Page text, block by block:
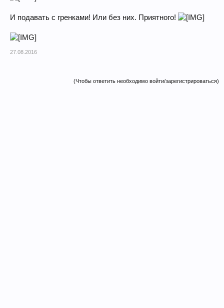
И подавать с гренками! Или без них. Приятного!
27.08.2016
(Чтобы ответить необходимо войти/зарегистрироваться)